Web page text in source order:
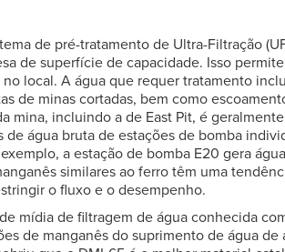
de pré-tratamento de Ultra-Filtração
de superfície de capacidade. Isso
local. A água que requer tratamento
de minas cortadas, bem como
mina, incluindo a de East Pit, é
água bruta de estações de bomba
a estação de bomba E20 gera
similares ao ferro têm uma
o fluxo e o desempenho.
mídia de filtragem de água conhecida
de manganês do suprimento de água